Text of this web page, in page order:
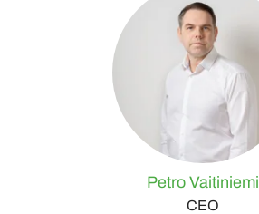
Petro Vaitiniemi
CEO